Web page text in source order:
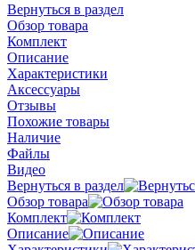
Вернуться в раздел
Обзор товара
Комплект
Описание
Характеристики
Аксессуары
Отзывы
Похожие товары
Наличие
Файлы
Видео
Вернуться в раздел
Обзор товара
Комплект
Описание